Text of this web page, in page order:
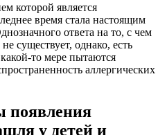
которой является
время стала настоящим
ответа на то, с чем
существует, однако, есть
то мере пытаются
аллергических
появления
у детей и